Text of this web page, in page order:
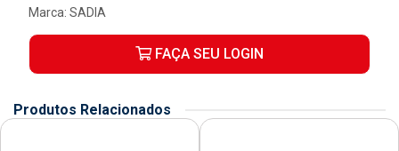
Marca: SADIA
FAÇA SEU LOGIN
Produtos Relacionados